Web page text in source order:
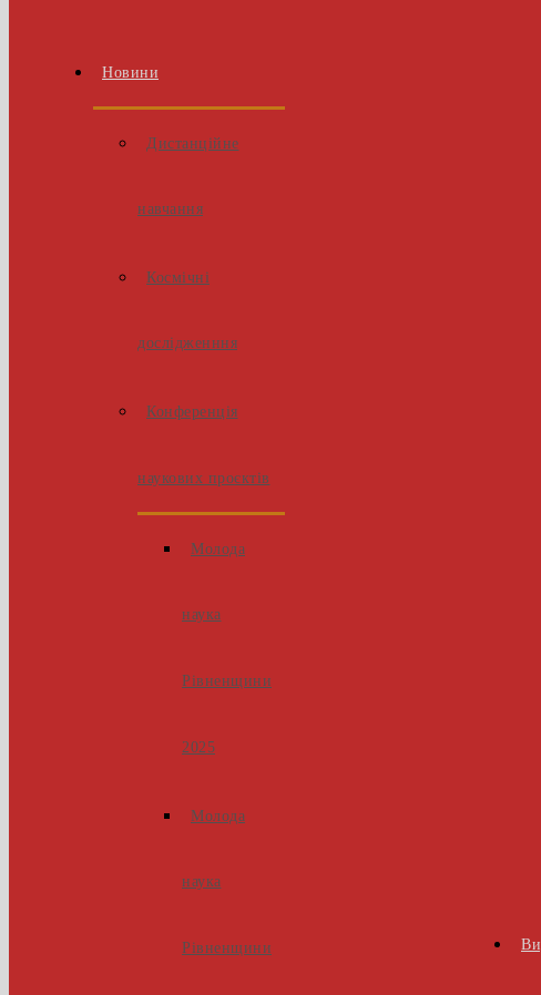
Новини
Дистанційне
навчання
Космічні
дослідженння
Конференція
наукових проєктів
Молода
наука
Рівненщини
2025
Молода
наука
Рівненщини